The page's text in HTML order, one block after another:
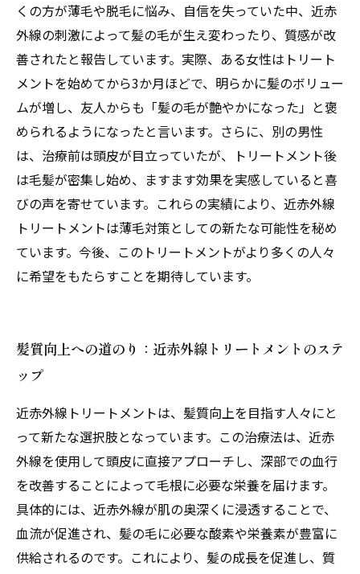
くの方が薄毛や脱毛に悩み、自信を失っていた中、近赤
外線の刺激によって髪の毛が生え変わったり、質感が改
善されたと報告しています。実際、ある女性はトリート
メントを始めてから3か月ほどで、明らかに髪のボリュー
ムが増し、友人からも「髪の毛が艶やかになった」と褒
められるようになったと言います。さらに、別の男性
は、治療前は頭皮が目立っていたが、トリートメント後
は毛髪が密集し始め、ますます効果を実感していると喜
びの声を寄せています。これらの実績により、近赤外線
トリートメントは薄毛対策としての新たな可能性を秘め
ています。今後、このトリートメントがより多くの人々
に希望をもたらすことを期待しています。
髪質向上への道のり：近赤外線トリートメントのステ
ップ
近赤外線トリートメントは、髪質向上を目指す人々にと
って新たな選択肢となっています。この治療法は、近赤
外線を使用して頭皮に直接アプローチし、深部での血行
を改善することによって毛根に必要な栄養を届けます。
具体的には、近赤外線が肌の奥深くに浸透することで、
血流が促進され、髪の毛に必要な酸素や栄養素が豊富に
供給されるのです。これにより、髪の成長を促進し、質